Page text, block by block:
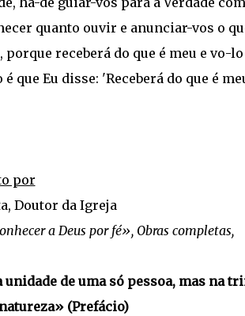
quanto ouvir e anunciar-vos o
receberá do que é meu e vo-
que Eu disse: 'Receberá do que é
por
Doutor da Igreja
a Deus por fé», Obras completas,
unidade de uma só pessoa, mas na
(Prefácio)